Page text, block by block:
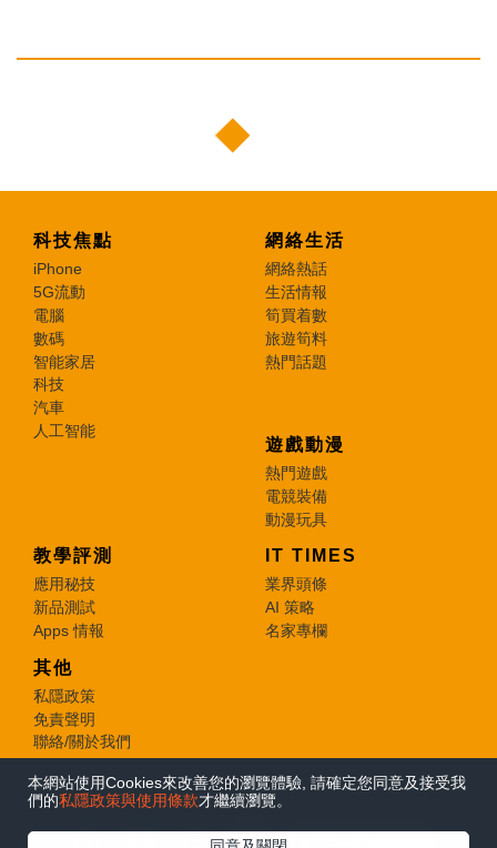
本網站使用Cookies來改善您的瀏覽體驗, 請確定您同意及接受我
們的私隱政策與使用條款才繼續瀏覽。
科技焦點
iPhone
5G流動
電腦
數碼
智能家居
科技
汽車
人工智能
網絡生活
網絡熱話
生活情報
筍買着數
旅遊筍料
熱門話題
遊戲動漫
熱門遊戲
電競裝備
動漫玩具
教學評測
應用秘技
新品測試
Apps 情報
IT TIMES
業界頭條
AI 策略
名家專欄
其他
私隱政策
免責聲明
聯絡/關於我們
© 2026 e-zone. All Rights Reserved.